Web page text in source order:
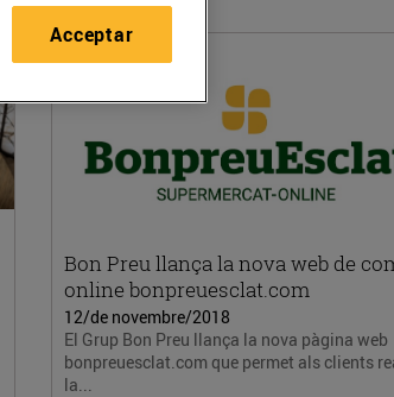
Bon Preu llança la nova web de
online bonpreuesclat.com
12/de novembre/2018
El Grup Bon Preu llança la nova pàgina web
bonpreuesclat.com que permet als clients
la...
Acceptar